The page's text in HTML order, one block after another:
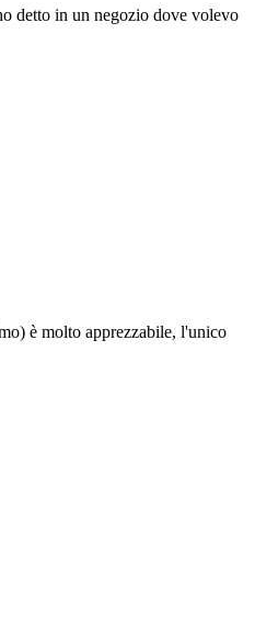
detto in un negozio dove volevo
è molto apprezzabile, l'unico